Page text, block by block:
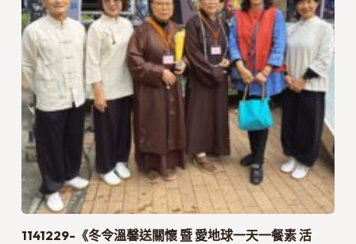
1141229-《冬令溫馨送關懷 暨 愛地球一天一餐素 活